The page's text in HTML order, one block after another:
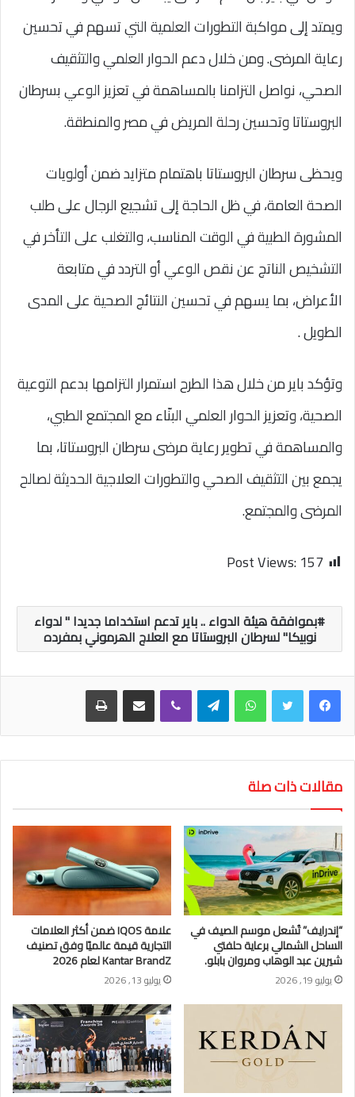
ويمتد إلى مواكبة التطورات العلمية التي تسهم في تحسين
رعاية المرضى. ومن خلال دعم الحوار العلمي والتثقيف
الصحي، نواصل التزامنا بالمساهمة في تعزيز الوعي بسرطان
البروستاتا وتحسين رحلة المريض في مصر والمنطقة.
ويحظى سرطان البروستاتا باهتمام متزايد ضمن أولويات
الصحة العامة، في ظل الحاجة إلى تشجيع الرجال على طلب
المشورة الطبية في الوقت المناسب، والتغلب على التأخر في
التشخيص الناتج عن نقص الوعي أو التردد في متابعة
الأعراض، بما يسهم في تحسين النتائج الصحية على المدى
الطويل .
وتؤكد باير من خلال هذا الطرح استمرار التزامها بدعم التوعية
الصحية، وتعزيز الحوار العلمي البنّاء مع المجتمع الطبي،
والمساهمة في تطوير رعاية مرضى سرطان البروستاتا، بما
يجمع بين التثقيف الصحي والتطورات العلاجية الحديثة لصالح
المرضى والمجتمع.
Post Views:157
بموافقة ھیئة الدواء .. بایر تدعم استخداما جدیدا " لدواء
نوبیكا" لسرطان البروستاتا مع العلاج الھرموني بمفرده
واتساب تيلقرام
مقالات ذات صلة
“إندرايف” تُشعل موسم الصيف في
الساحل الشمالي برعاية حلفتي
شيرين عبد الوهاب ومروان بابلو.
يوليو 19, 2026
علامة IQOS ضمن أكثر العلامات
التجارية قيمة عالميًا وفق تصنيف
Kantar BrandZ لعام 2026
يوليو 13, 2026